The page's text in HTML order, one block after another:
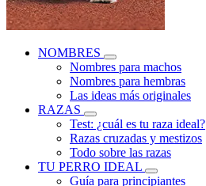
NOMBRES
Nombres para machos
Nombres para hembras
Las ideas más originales
RAZAS
Test: ¿cuál es tu raza ideal?
Razas cruzadas y mestizos
Todo sobre las razas
TU PERRO IDEAL
Guía para principiantes